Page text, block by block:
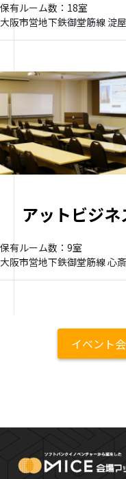
保有ルーム数：18室
大阪市営地下鉄御堂筋線 淀
アットビジ
保有ルーム数：9室
大阪市営地下鉄御堂筋線 心
イベント